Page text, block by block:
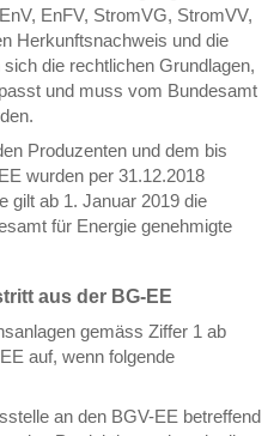
EnFV, StromVG, StromVV,
Herkunftsnachweis und die
die rechtlichen Grundlagen,
und muss vom Bundesamt
Produzenten und dem bis
wurden per 31.12.2018
gilt ab 1. Januar 2019 die
für Energie genehmigte
aus der BG-EE
gemäss Ziffer 1 ab
auf, wenn folgende
an den BGV-EE betreffend